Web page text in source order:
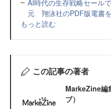
AI時代の生存戦略セール
元 翔泳社のPDF版電書
もっと読む
この記事の著者
MarkeZine編
ブ）